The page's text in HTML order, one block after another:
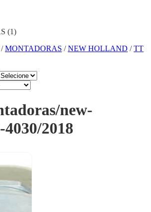
(1)
/MONTADORAS /NEW HOLLAND /TT
new-
2018